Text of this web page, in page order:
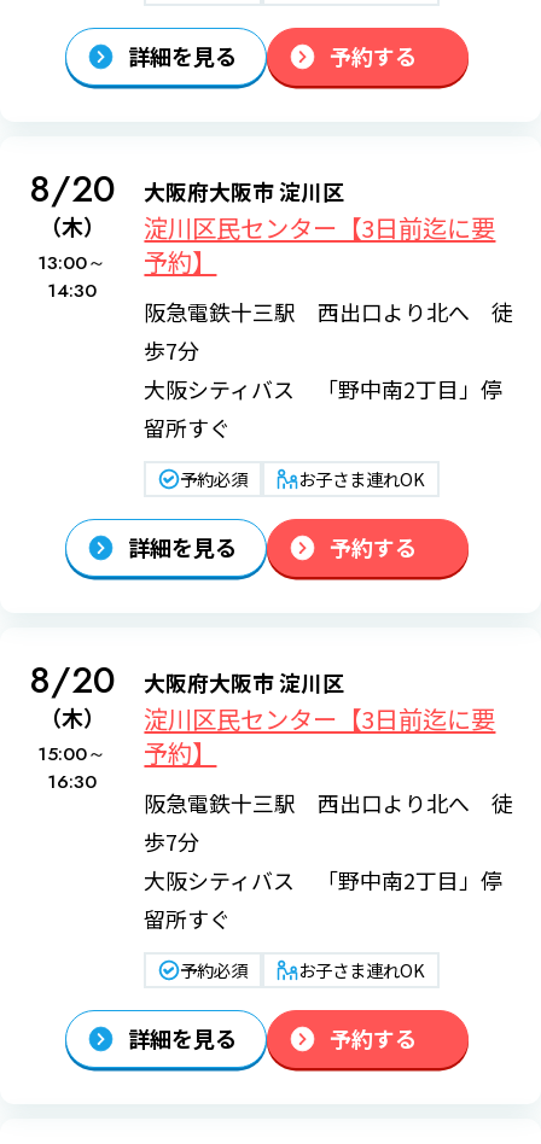
詳細を見る 予約する
8/20
（木）
13:00～
14:30
大阪府大阪市 淀川区
淀川区民センター【3日前迄に要
予約】
阪急電鉄十三駅 西出口より北へ 徒
歩7分
大阪シティバス 「野中南2丁目」停
留所すぐ
予約必須 お子さま連れOK
詳細を見る 予約する
8/20
（木）
15:00～
16:30
大阪府大阪市 淀川区
淀川区民センター【3日前迄に要
予約】
阪急電鉄十三駅 西出口より北へ 徒
歩7分
大阪シティバス 「野中南2丁目」停
留所すぐ
予約必須 お子さま連れOK
詳細を見る 予約する